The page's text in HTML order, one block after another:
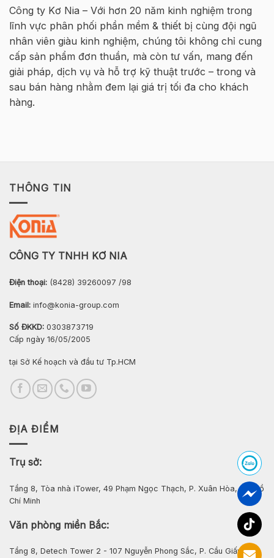
Bê
Cốt
thép
2026
–
Hà
Nội
MT
HØJGAARD
VIETNAM
Công ty Kơ Nia – Với hơn 20 năm kinh nghiệm trong
lĩnh vực phân phối phần mềm & thiết bị cùng đội ngũ
nhân viên giàu kinh nghiệm, chúng tôi không chỉ cung
cấp sản phẩm đơn thuần, mà còn tư vấn, mang đến
giải pháp, dịch vụ và hỗ trợ kỹ thuật trước – trong và
sau bán hàng nhằm đem lại giá trị tối đa cho khách
hàng.
THÔNG TIN
CÔNG TY TNHH KƠ NIA
Điện thoại: (8428) 39260097 /98
Email: info@konia-group.com
Số ĐKKD: 0303873719
Cấp ngày 16/05/2005
tại Sở Kế hoạch và đầu tư Tp.HCM
ĐỊA ĐIỂM
Trụ sở:
Tầng 8, Tòa nhà iTower, 49 Phạm Ngọc Thạch, P. Xuân Hòa, Tp. Hồ
Chí Minh
Văn phòng miền Bắc:
Tầng 8, Detech Tower 2 - 107 Nguyễn Phong Sắc, P. Cầu Giấy, Hà